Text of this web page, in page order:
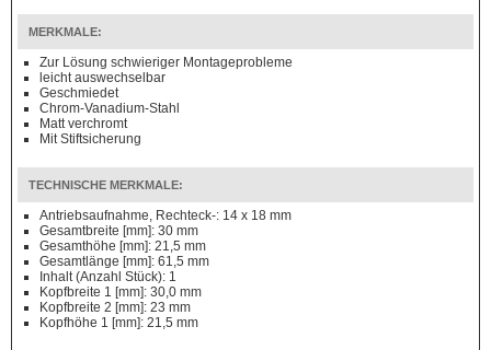
MERKMALE:
Zur Lösung schwieriger Montageprobleme
leicht auswechselbar
Geschmiedet
Chrom-Vanadium-Stahl
Matt verchromt
Mit Stiftsicherung
TECHNISCHE MERKMALE:
Antriebsaufnahme, Rechteck-: 14 x 18 mm
Gesamtbreite [mm]: 30 mm
Gesamthöhe [mm]: 21,5 mm
Gesamtlänge [mm]: 61,5 mm
Inhalt (Anzahl Stück): 1
Kopfbreite 1 [mm]: 30,0 mm
Kopfbreite 2 [mm]: 23 mm
Kopfhöhe 1 [mm]: 21,5 mm